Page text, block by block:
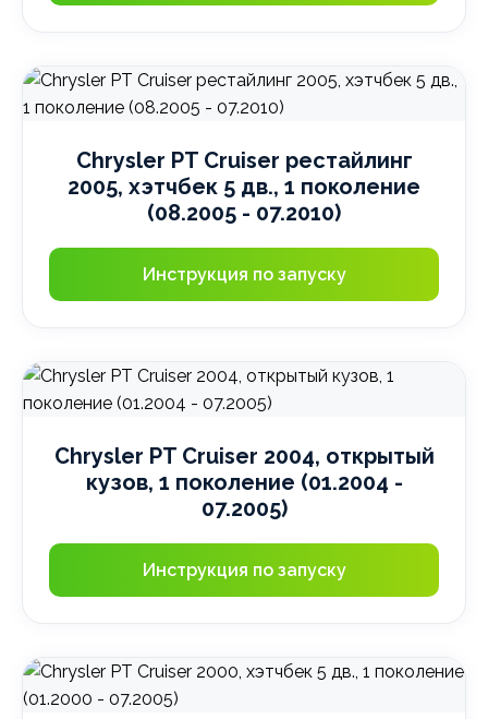
Chrysler PT Cruiser рестайлинг
2005, хэтчбек 5 дв., 1 поколение
(08.2005 - 07.2010)
Инструкция по запуску
Chrysler PT Cruiser 2004, открытый
кузов, 1 поколение (01.2004 -
07.2005)
Инструкция по запуску